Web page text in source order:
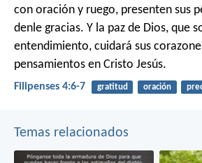
con oración y ruego, presenten sus
denle gracias. Y la paz de Dios, que
entendimiento, cuidará sus
pensamientos en Cristo Jesús.
Filipenses 4:6-7 gratitud oración
Temas relacionados